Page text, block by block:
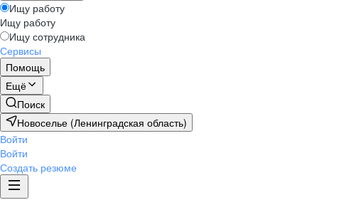
Ищу работу
Ищу работу
Ищу сотрудника
Сервисы
Помощь
Ещё
Поиск
Новоселье (Ленинградская область)
Войти
Войти
Создать резюме